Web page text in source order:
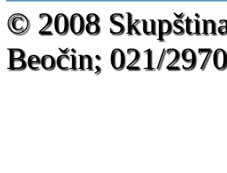
© 2008
Beočin; 021/